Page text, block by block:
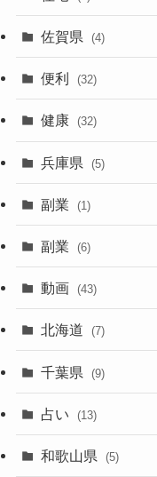
佐賀県 (4)
便利 (32)
健康 (32)
兵庫県 (5)
副業 (1)
副業 (6)
動画 (43)
北海道 (7)
千葉県 (9)
占い (13)
和歌山県 (5)